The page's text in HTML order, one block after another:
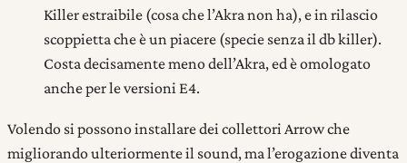
Killer estraibile (cosa che l’Akra non ha), e in rilascio
scoppietta che è un piacere (specie senza il db killer).
Costa decisamente meno dell’Akra, ed è omologato
anche per le versioni E4.
Volendo si possono installare dei collettori Arrow che
migliorando ulteriormente il sound, ma l’erogazione diventa